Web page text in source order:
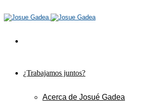
¿Trabajamos juntos?
Acerca de Josué Gadea